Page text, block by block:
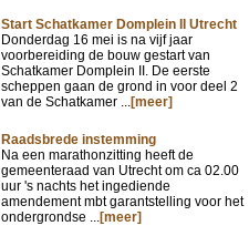
Start Schatkamer Domplein II Utrecht
Donderdag 16 mei is na vijf jaar
voorbereiding de bouw gestart van
Schatkamer Domplein II. De eerste
scheppen gaan de grond in voor deel 2
van de Schatkamer ...[meer]
Raadsbrede instemming
Na een marathonzitting heeft de
gemeenteraad van Utrecht om ca 02.00
uur 's nachts het ingediende
amendement mbt garantstelling voor het
ondergrondse ...[meer]